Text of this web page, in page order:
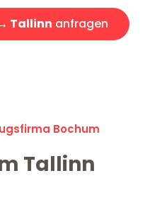
Tallinn anfragen
Bochum
Tallinn